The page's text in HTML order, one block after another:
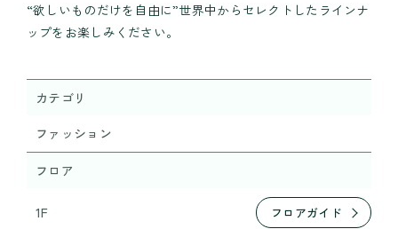
“欲しいものだけを自由に”世界中からセレクトしたラインナ
ップをお楽しみください。
カテゴリ
ファッション
フロア
1F フロアガイド